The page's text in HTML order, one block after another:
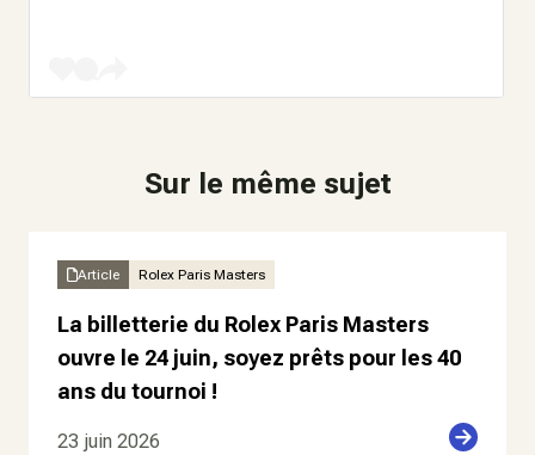
Sur le même sujet
Article Rolex Paris Masters
La billetterie du Rolex Paris Masters
ouvre le 24 juin, soyez prêts pour les 40
ans du tournoi !
23 juin 2026